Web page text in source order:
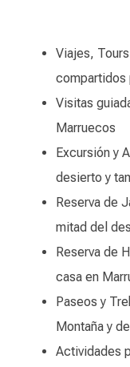
Viajes,
compartidos
Visitas
Marruecos
Excursión y
desierto y
Reserva de
mitad del
Reserva de
casa en
Paseos y
Montaña y
Actividades